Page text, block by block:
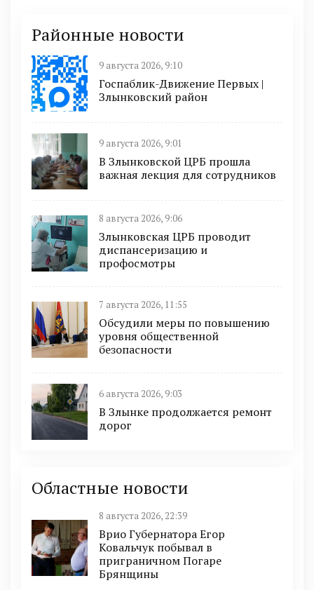
Районные новости
9 августа 2026, 9:10
Госпаблик-Движение Первых |
Злынковский район
9 августа 2026, 9:01
В Злынковской ЦРБ прошла
важная лекция для сотрудников
8 августа 2026, 9:06
Злынковская ЦРБ проводит
диспансеризацию и
профосмотры
7 августа 2026, 11:55
Обсудили меры по повышению
уровня общественной
безопасности
6 августа 2026, 9:03
В Злынке продолжается ремонт
дорог
Областные новости
8 августа 2026, 22:39
Врио Губернатора Егор
Ковальчук побывал в
приграничном Погаре
Брянщины